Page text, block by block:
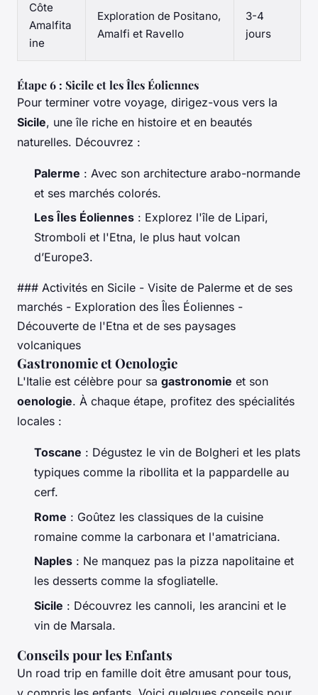
Côte
Amalfita
ine
Exploration de Positano,
Amalfi et Ravello
3-4
jours
Étape 6 : Sicile et les Îles Éoliennes
Pour terminer votre voyage, dirigez-vous vers la
Sicile, une île riche en histoire et en beautés
naturelles. Découvrez :
Palerme : Avec son architecture arabo-normande
et ses marchés colorés.
Les Îles Éoliennes : Explorez l'île de Lipari,
Stromboli et l'Etna, le plus haut volcan
d’Europe3.
### Activités en Sicile - Visite de Palerme et de ses
marchés - Exploration des Îles Éoliennes -
Découverte de l'Etna et de ses paysages
volcaniques
Gastronomie et Oenologie
L'Italie est célèbre pour sa gastronomie et son
oenologie. À chaque étape, profitez des spécialités
locales :
Toscane : Dégustez le vin de Bolgheri et les plats
typiques comme la ribollita et la pappardelle au
cerf.
Rome : Goûtez les classiques de la cuisine
romaine comme la carbonara et l'amatriciana.
Naples : Ne manquez pas la pizza napolitaine et
les desserts comme la sfogliatelle.
Sicile : Découvrez les cannoli, les arancini et le
vin de Marsala.
Conseils pour les Enfants
Un road trip en famille doit être amusant pour tous,